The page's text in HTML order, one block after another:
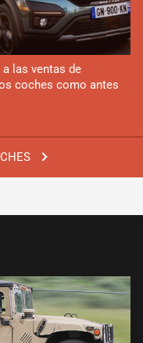
las ventas de
coches como antes